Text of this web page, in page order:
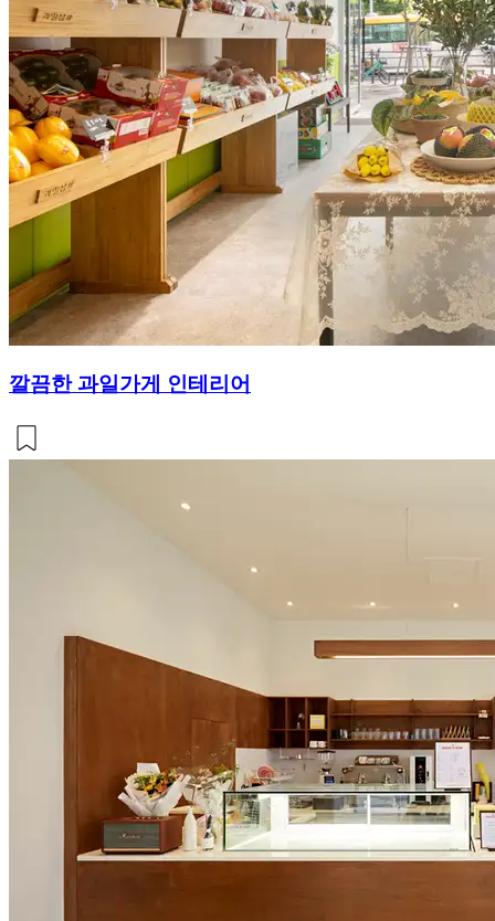
깔끔한 과일가게 인테리어